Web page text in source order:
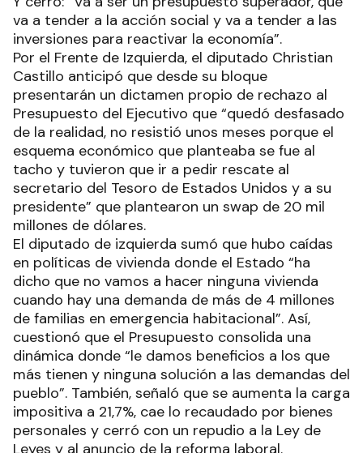
va a tender a la acción social y va a tender a las
inversiones para reactivar la economía”.
Por el Frente de Izquierda, el diputado Christian
Castillo anticipó que desde su bloque
presentarán un dictamen propio de rechazo al
Presupuesto del Ejecutivo que “quedó desfasado
de la realidad, no resistió unos meses porque el
esquema económico que planteaba se fue al
tacho y tuvieron que ir a pedir rescate al
secretario del Tesoro de Estados Unidos y a su
presidente” que plantearon un swap de 20 mil
millones de dólares.
El diputado de izquierda sumó que hubo caídas
en políticas de vivienda donde el Estado “ha
dicho que no vamos a hacer ninguna vivienda
cuando hay una demanda de más de 4 millones
de familias en emergencia habitacional”. Así,
cuestionó que el Presupuesto consolida una
dinámica donde “le damos beneficios a los que
más tienen y ninguna solución a las demandas del
pueblo”. También, señaló que se aumenta la carga
impositiva a 21,7%, cae lo recaudado por bienes
personales y cerró con un repudio a la Ley de
Leyes y al anuncio de la reforma laboral.